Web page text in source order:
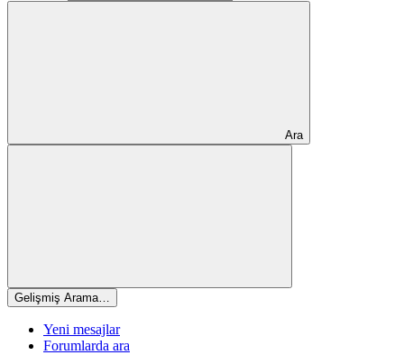
Ara
Gelişmiş Arama…
Yeni mesajlar
Forumlarda ara